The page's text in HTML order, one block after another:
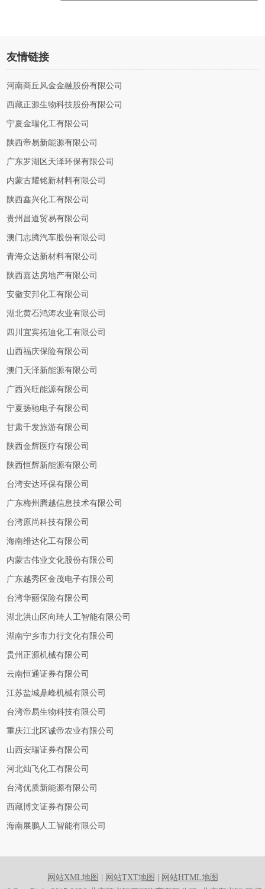
友情链接
河南商丘风金金融股份有限公司
西藏正源生物科技股份有限公司
宁夏金瑞化工有限公司
陕西帝易新能源有限公司
广东罗湖区天泽环保有限公司
内蒙古耀铭新材料有限公司
陕西鑫兴化工有限公司
贵州昌道贸易有限公司
澳门志腾汽车股份有限公司
青海众达新材料有限公司
陕西嘉达房地产有限公司
安徽安邦化工有限公司
湖北黄石鸿涛农业有限公司
四川宜宾拓迪化工有限公司
山西福庆保险有限公司
澳门天泽新能源有限公司
广西兴旺能源有限公司
宁夏扬驰电子有限公司
甘肃千发旅游有限公司
陕西金辉医疗有限公司
陕西恒辉新能源有限公司
台湾安达环保有限公司
广东梅州腾越信息技术有限公司
台湾原尚科技有限公司
海南维达化工有限公司
内蒙古伟业文化股份有限公司
广东越秀区金茂电子有限公司
台湾华丽保险有限公司
湖北洪山区向琦人工智能有限公司
湖南宁乡市力行文化有限公司
贵州正源机械有限公司
云南恒通证券有限公司
江苏盐城鼎峰机械有限公司
台湾帝易生物科技有限公司
重庆江北区诚帝农业有限公司
山西安瑞证券有限公司
河北灿飞化工有限公司
台湾优质新能源有限公司
西藏博文证券有限公司
海南展鹏人工智能有限公司
网站XML地图 网站TXT地图
网站HTML地图